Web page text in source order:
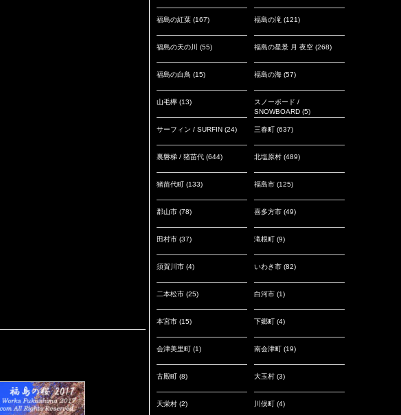
福島の紅葉 (167) 福島の滝 (121)
福島の天の川 (55) 福島の星景 月 夜空 (268)
福島の白鳥 (15) 福島の海 (57)
山毛欅 (13)
スノーボード /
SNOWBOARD (5)
サーフィン / SURFIN (24) 三春町 (637)
裏磐梯 / 猪苗代 (644) 北塩原村 (489)
猪苗代町 (133) 福島市 (125)
郡山市 (78) 喜多方市 (49)
田村市 (37) 滝根町 (9)
須賀川市 (4) いわき市 (82)
二本松市 (25) 白河市 (1)
本宮市 (15) 下郷町 (4)
会津美里町 (1) 南会津町 (19)
古殿町 (8) 大玉村 (3)
天栄村 (2) 川俣町 (4)